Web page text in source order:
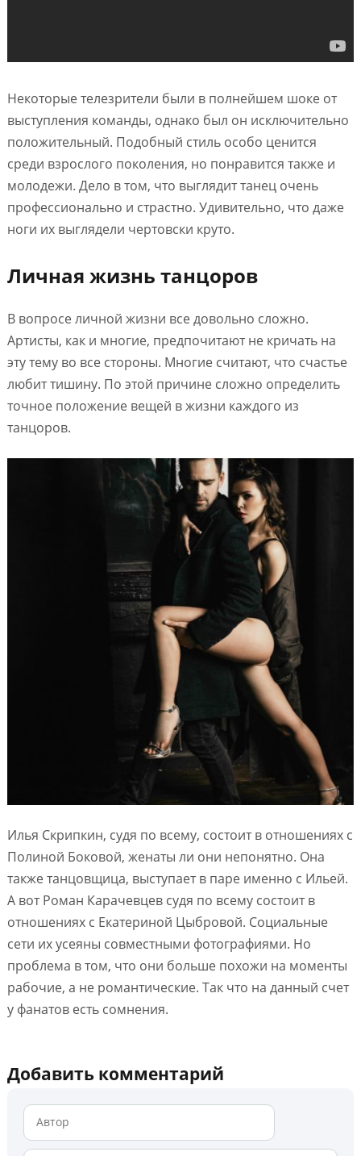
Некоторые телезрители были в полнейшем шоке от
выступления команды, однако был он исключительно
положительный. Подобный стиль особо ценится
среди взрослого поколения, но понравится также и
молодежи. Дело в том, что выглядит танец очень
профессионально и страстно. Удивительно, что даже
ноги их выглядели чертовски круто.
Личная жизнь танцоров
В вопросе личной жизни все довольно сложно.
Артисты, как и многие, предпочитают не кричать на
эту тему во все стороны. Многие считают, что счастье
любит тишину. По этой причине сложно определить
точное положение вещей в жизни каждого из
танцоров.
Илья Скрипкин, судя по всему, состоит в отношениях с
Полиной Боковой, женаты ли они непонятно. Она
также танцовщица, выступает в паре именно с Ильей.
А вот Роман Карачевцев судя по всему состоит в
отношениях с Екатериной Цыбровой. Социальные
сети их усеяны совместными фотографиями. Но
проблема в том, что они больше похожи на моменты
рабочие, а не романтические. Так что на данный счет
у фанатов есть сомнения.
Добавить комментарий